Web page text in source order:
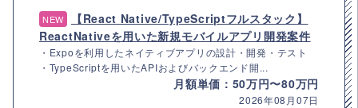
NEW
【React Native/TypeScriptフルスタック】
ReactNativeを用いた新規モバイルアプリ開発案件
・Expoを利用したネイティブアプリの設計・開発・テスト
・TypeScriptを用いたAPIおよびバックエンド開...
月額単価：50万円〜80万円
2026年08月07日